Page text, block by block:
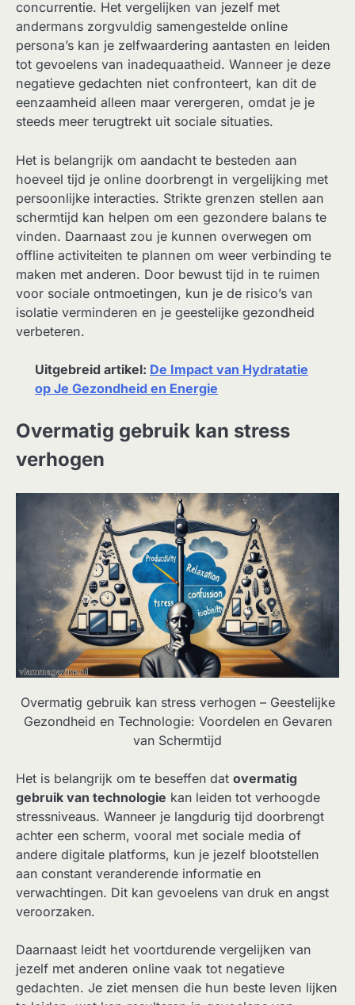
concurrentie. Het vergelijken van jezelf met
andermans zorgvuldig samengestelde online
persona’s kan je zelfwaardering aantasten en leiden
tot gevoelens van inadequaatheid. Wanneer je deze
negatieve gedachten niet confronteert, kan dit de
eenzaamheid alleen maar verergeren, omdat je je
steeds meer terugtrekt uit sociale situaties.
Het is belangrijk om aandacht te besteden aan
hoeveel tijd je online doorbrengt in vergelijking met
persoonlijke interacties. Strikte grenzen stellen aan
schermtijd kan helpen om een gezondere balans te
vinden. Daarnaast zou je kunnen overwegen om
offline activiteiten te plannen om weer verbinding te
maken met anderen. Door bewust tijd in te ruimen
voor sociale ontmoetingen, kun je de risico’s van
isolatie verminderen en je geestelijke gezondheid
verbeteren.
Uitgebreid artikel: De Impact van Hydratatie
op Je Gezondheid en Energie
Overmatig gebruik kan stress
verhogen
Overmatig gebruik kan stress verhogen – Geestelijke
Gezondheid en Technologie: Voordelen en Gevaren
van Schermtijd
Het is belangrijk om te beseffen dat overmatig
gebruik van technologie kan leiden tot verhoogde
stressniveaus. Wanneer je langdurig tijd doorbrengt
achter een scherm, vooral met sociale media of
andere digitale platforms, kun je jezelf blootstellen
aan constant veranderende informatie en
verwachtingen. Dit kan gevoelens van druk en angst
veroorzaken.
Daarnaast leidt het voortdurende vergelijken van
jezelf met anderen online vaak tot negatieve
gedachten. Je ziet mensen die hun beste leven lijken